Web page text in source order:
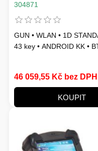
304871
GUN • WLAN • 1D
43 key • ANDROID KK •
46 059,55 Kč bez DPH
KOUPIT